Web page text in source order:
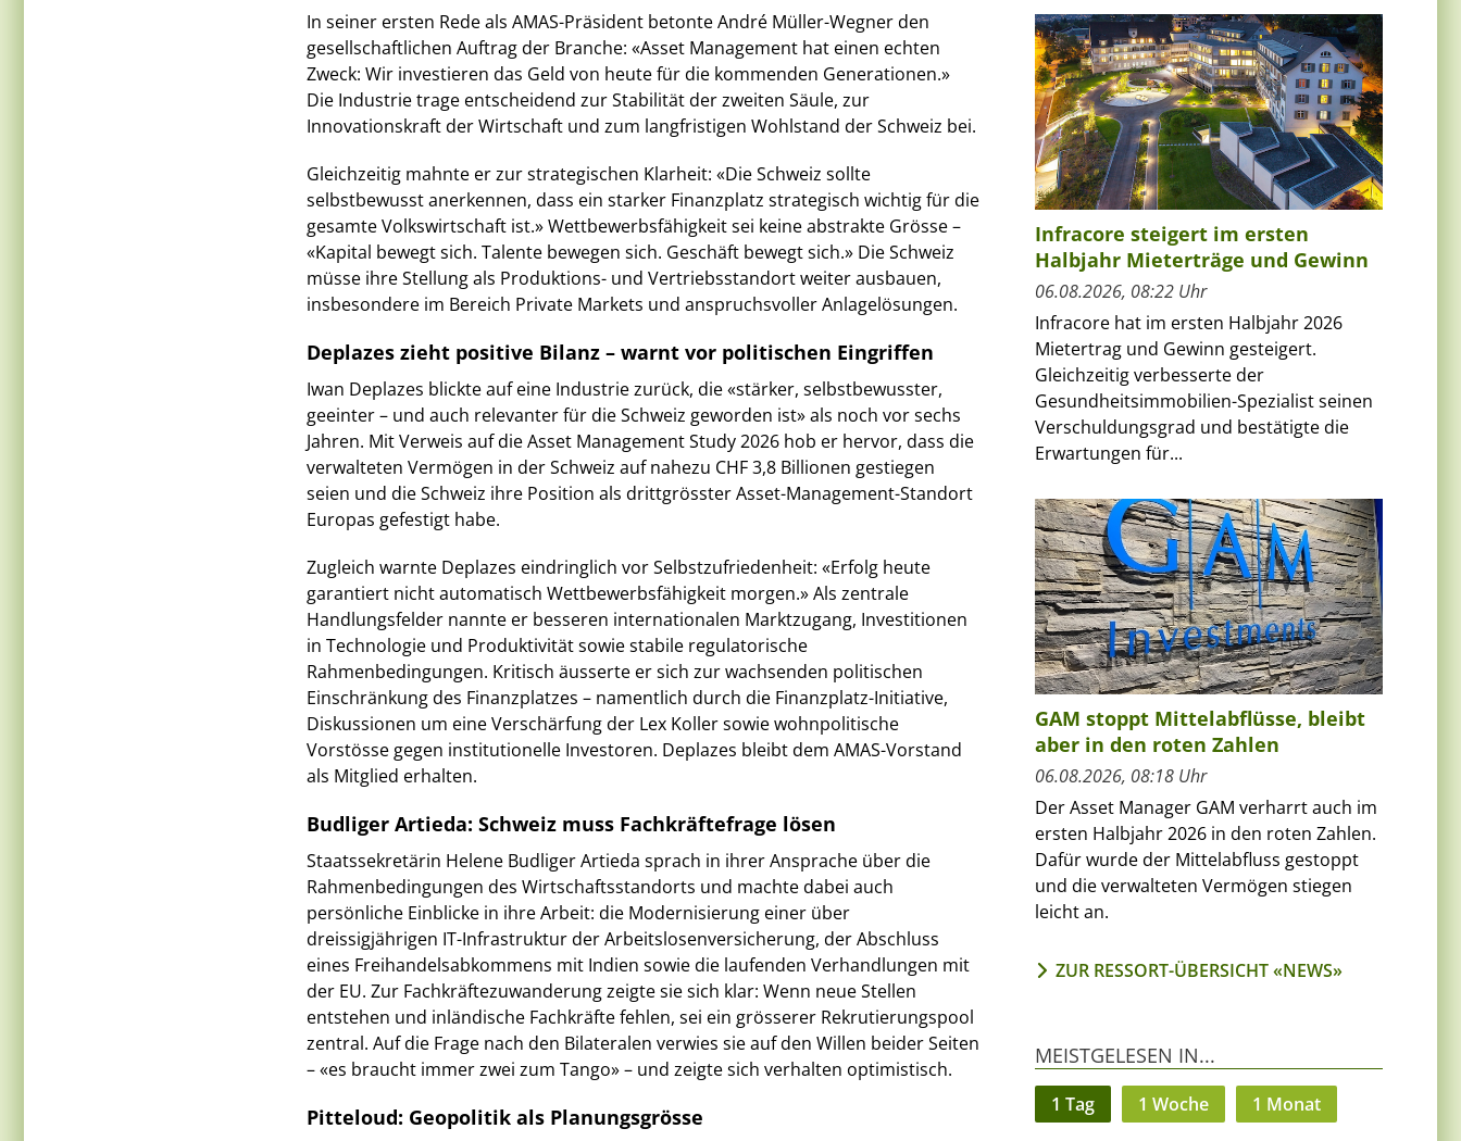
In seiner ersten Rede als AMAS-Präsident betonte André Müller-Wegner den
gesellschaftlichen Auftrag der Branche: «Asset Management hat einen echten
Zweck: Wir investieren das Geld von heute für die kommenden Generationen.»
Die Industrie trage entscheidend zur Stabilität der zweiten Säule, zur
Innovationskraft der Wirtschaft und zum langfristigen Wohlstand der Schweiz bei.
Gleichzeitig mahnte er zur strategischen Klarheit: «Die Schweiz sollte
selbstbewusst anerkennen, dass ein starker Finanzplatz strategisch wichtig für die
gesamte Volkswirtschaft ist.» Wettbewerbsfähigkeit sei keine abstrakte Grösse –
«Kapital bewegt sich. Talente bewegen sich. Geschäft bewegt sich.» Die Schweiz
müsse ihre Stellung als Produktions- und Vertriebsstandort weiter ausbauen,
insbesondere im Bereich Private Markets und anspruchsvoller Anlagelösungen.
Deplazes zieht positive Bilanz – warnt vor politischen Eingriffen
Iwan Deplazes blickte auf eine Industrie zurück, die «stärker, selbstbewusster,
geeinter – und auch relevanter für die Schweiz geworden ist» als noch vor sechs
Jahren. Mit Verweis auf die Asset Management Study 2026 hob er hervor, dass die
verwalteten Vermögen in der Schweiz auf nahezu CHF 3,8 Billionen gestiegen
seien und die Schweiz ihre Position als drittgrösster Asset-Management-Standort
Europas gefestigt habe.
Zugleich warnte Deplazes eindringlich vor Selbstzufriedenheit: «Erfolg heute
garantiert nicht automatisch Wettbewerbsfähigkeit morgen.» Als zentrale
Handlungsfelder nannte er besseren internationalen Marktzugang, Investitionen
in Technologie und Produktivität sowie stabile regulatorische
Rahmenbedingungen. Kritisch äusserte er sich zur wachsenden politischen
Einschränkung des Finanzplatzes – namentlich durch die Finanzplatz-Initiative,
Diskussionen um eine Verschärfung der Lex Koller sowie wohnpolitische
Vorstösse gegen institutionelle Investoren. Deplazes bleibt dem AMAS-Vorstand
als Mitglied erhalten.
Budliger Artieda: Schweiz muss Fachkräftefrage lösen
Staatssekretärin Helene Budliger Artieda sprach in ihrer Ansprache über die
Rahmenbedingungen des Wirtschaftsstandorts und machte dabei auch
persönliche Einblicke in ihre Arbeit: die Modernisierung einer über
dreissigjährigen IT-Infrastruktur der Arbeitslosenversicherung, der Abschluss
eines Freihandelsabkommens mit Indien sowie die laufenden Verhandlungen mit
der EU. Zur Fachkräftezuwanderung zeigte sie sich klar: Wenn neue Stellen
entstehen und inländische Fachkräfte fehlen, sei ein grösserer Rekrutierungspool
zentral. Auf die Frage nach den Bilateralen verwies sie auf den Willen beider Seiten
– «es braucht immer zwei zum Tango» – und zeigte sich verhalten optimistisch.
Pitteloud: Geopolitik als Planungsgrösse
Infracore steigert im ersten
Halbjahr Mieterträge und Gewinn
06.08.2026, 08:22 Uhr
Infracore hat im ersten Halbjahr 2026
Mietertrag und Gewinn gesteigert.
Gleichzeitig verbesserte der
Gesundheitsimmobilien-Spezialist seinen
Verschuldungsgrad und bestätigte die
Erwartungen für...
GAM stoppt Mittelabflüsse, bleibt
aber in den roten Zahlen
06.08.2026, 08:18 Uhr
Der Asset Manager GAM verharrt auch im
ersten Halbjahr 2026 in den roten Zahlen.
Dafür wurde der Mittelabfluss gestoppt
und die verwalteten Vermögen stiegen
leicht an.
ZUR RESSORT-ÜBERSICHT «NEWS»
MEISTGELESEN IN...
1 Tag 1 Woche 1 Monat